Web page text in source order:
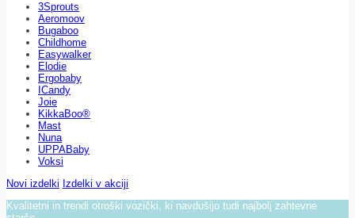
3Sprouts
Aeromoov
Bugaboo
Childhome
Easywalker
Elodie
Ergobaby
ICandy
Joie
KikkaBoo®
Mast
Nuna
UPPABaby
Voksi
Novi izdelki Izdelki v akciji
Kvalitetni in trendi otroški vozički, ki navdušijo tudi najbolj zahtevne